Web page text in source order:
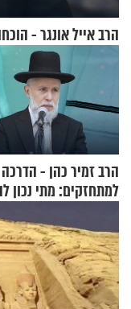
הרב אייל אונגר -
הרב זמיר כהן - הדרכה
למתחזקים: מתי נכון